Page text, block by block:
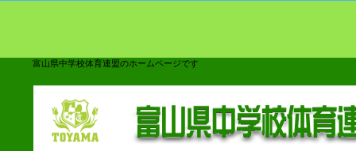
富山県中学校体育連盟のホームページです